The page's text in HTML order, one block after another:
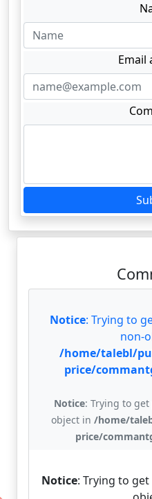
Email
Notice: Trying to
non-
/home/talebl/
price/
Notice: Trying to
object in /home/
price/
Notice: Trying to